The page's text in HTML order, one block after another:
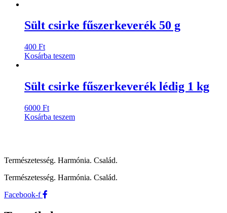
Sült csirke fűszerkeverék 50 g
400 Ft
Kosárba teszem
Sült csirke fűszerkeverék lédig 1 kg
6000 Ft
Kosárba teszem
Természetesség. Harmónia. Család.
Természetesség. Harmónia. Család.
Facebook-f